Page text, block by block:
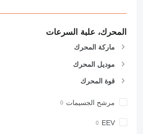
المحرك، علبة السرعات
ماركة المحرك
موديل المحرك
قوة المحرك
مرشح الجسيمات
EEV